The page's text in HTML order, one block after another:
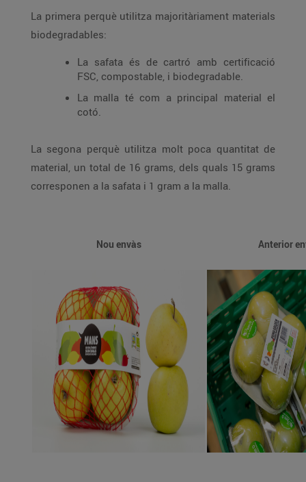
La primera perquè utilitza majoritàriament materials
biodegradables:
La safata és de cartró amb certificació
FSC, compostable, i biodegradable.
La malla té com a principal material el
cotó.
La segona perquè utilitza molt poca quantitat de
material, un total de 16 grams, dels quals 15 grams
corresponen a la safata i 1 gram a la malla.
Nou envàs Anterior